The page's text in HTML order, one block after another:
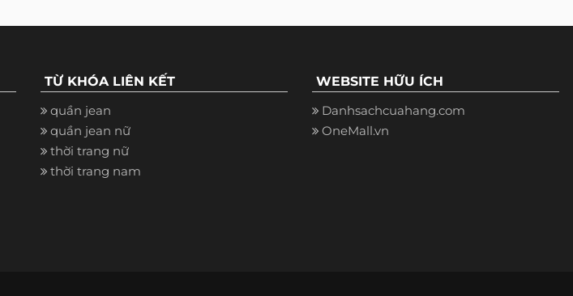
TỪ KHÓA LIÊN KẾT
quần jean
quần jean nữ
thời trang nữ
thời trang nam
WEBSITE HỮU ÍCH
Danhsachcuahang.com
OneMall.vn